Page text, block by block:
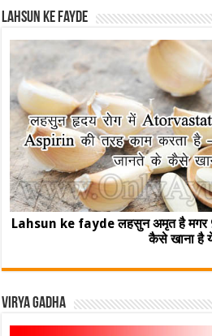
Lahsun ke fayde
Lahsun ke fayde लहसुन अमृत है मगर
कैसे खाना है
Virya Gadha